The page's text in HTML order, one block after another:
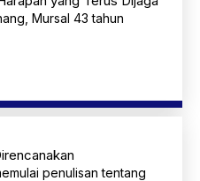
Mursal 43 tahun
penulisan tentang